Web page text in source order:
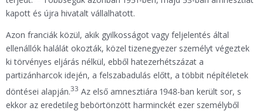
kapott és újra hivatalt vállalhatott.
Azon franciák közül, akik gyilkosságot vagy feljelentés által
ellenállók halálát okozták, közel tizenegyezer személyt végeztek
ki törvényes eljárás nélkül, ebből hatezerhétszázat a
partizánharcok idején, a felszabadulás előtt, a többit népítéletek
döntései alapján.33 Az első amnesztiára 1948-ban került sor, s
ekkor az eredetileg bebörtönzött harminckét ezer személyből